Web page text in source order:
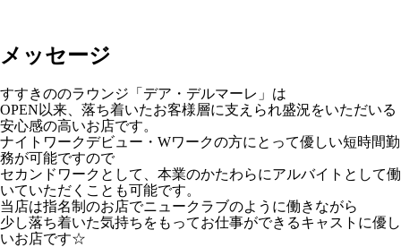
メッセージ
すすきののラウンジ「デア・デルマーレ」は
OPEN以来、落ち着いたお客様層に支えられ盛況をいただいる
安心感の高いお店です。
ナイトワークデビュー・Wワークの方にとって優しい短時間勤
務が可能ですので
セカンドワークとして、本業のかたわらにアルバイトとして働
いていただくことも可能です。
当店は指名制のお店でニュークラブのように働きながら
少し落ち着いた気持ちをもってお仕事ができるキャストに優し
いお店です☆